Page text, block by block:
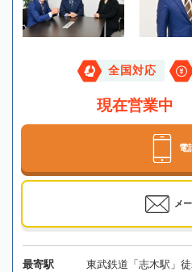
全国対応
現在営業中
電
メ
最寄駅 東武鉄道「志木駅」